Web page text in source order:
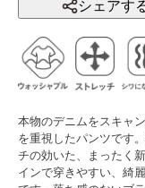
シェアす
本物のデニムをスキャ
を重視したパンツです
チの効いた、まったく
インで穿きやすい、綺